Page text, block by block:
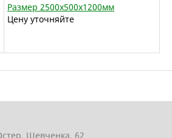
Размер 2500х500х1200мм
Цену уточняйте
Шевченка, 62